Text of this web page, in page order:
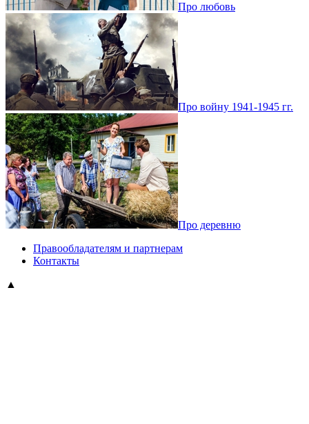
Про любовь
Про войну 1941-1945 гг.
Про деревню
Правообладателям и партнерам
Контакты
▲